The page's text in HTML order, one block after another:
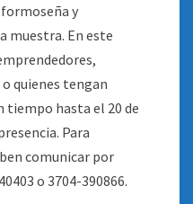
y
muestra. En este
quienes tengan
tiempo hasta el 20 de
Para
comunicar por
o 3704-390866.